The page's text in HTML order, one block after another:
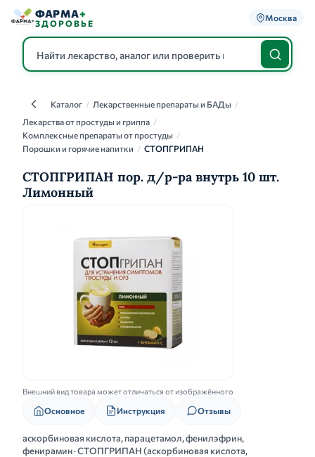
ФАРМА+
ЗДОРОВЬЕ
Москва
КаталогКаталог / Лекарственные препараты и БАДы /
Лекарства от простуды и гриппа /
Комплексные препараты от простуды /
Порошки и горячие напитки / СТОПГРИПАН
СТОПГРИПАН пор. д/р-ра внутрь 10 шт.
Лимонный
Внешний вид товара может отличаться от изображённого
Основное Инструкция Отзывы
аскорбиновая кислота, парацетамол, фенилэфрин,
фенирамин · СТОПГРИПАН (аскорбиновая кислота,